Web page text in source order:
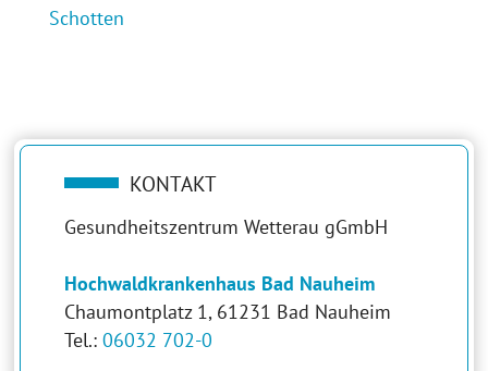
Schotten
KONTAKT
Gesundheitszentrum Wetterau gGmbH
Hochwaldkrankenhaus Bad Nauheim
Chaumontplatz 1, 61231 Bad Nauheim
Tel.:06032 702-0